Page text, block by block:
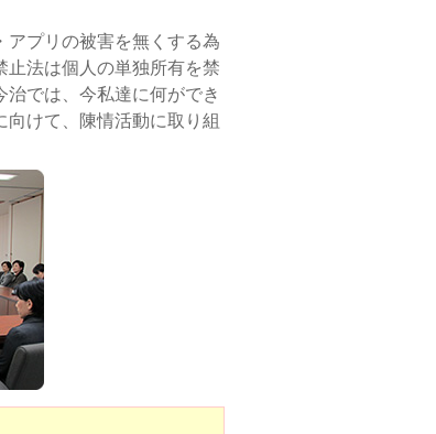
プリの被害を無くする為
止法は個人の単独所有を禁
では、今私達に何ができ
けて、陳情活動に取り組